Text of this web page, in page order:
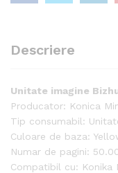
Descriere
Unitate imagine
Producator: Konica
Tip consumabil:
Culoare de baza:
Numar de pagini:
Compatibil cu: Konika